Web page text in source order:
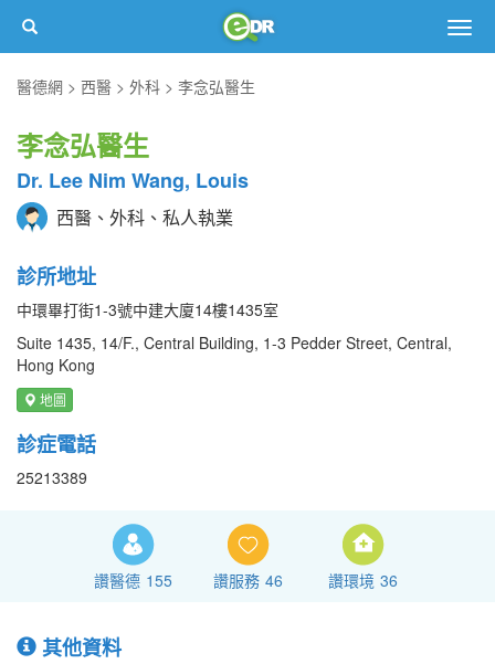
醫德網
西醫 外科 李念弘醫生
李念弘醫生
Dr. Lee Nim Wang, Louis
西醫、外科、私人執業
診所地址
中環畢打街1-3號中建大廈14樓1435室
Suite 1435, 14/F., Central Building, 1-3 Pedder Street, Central,
Hong Kong
地圖
診症電話
25213389
讚醫德 155 讚服務 46 讚環境 36
其他資料